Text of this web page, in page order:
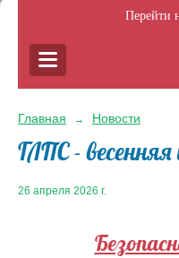
Перейти
Главная → Новости
ГЛПС -
26 апреля 2026 г.